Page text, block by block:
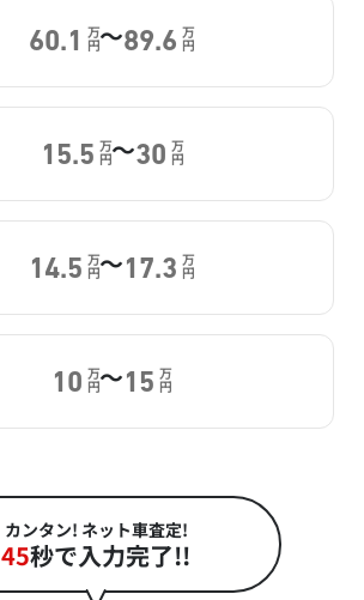
60.1 万
円～89.6 万
円
15.5 万
円～30 万
円
14.5 万
円～17.3 万
円
10 万
円～15 万
円
カンタン! ネット車査定!
45秒で入力完了!!